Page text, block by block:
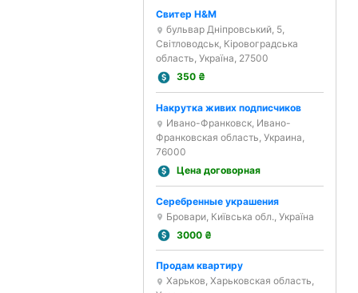
Свитер H&M
бульвар Дніпровський, 5,
Світловодськ, Кіровоградська
область, Україна, 27500
350 ₴
Накрутка живих подписчиков
Ивано-Франковск, Ивано-
Франковская область, Украина,
76000
Цена договорная
Серебренные украшения
Бровари, Київська обл., Україна
3000 ₴
Продам квартиру
Харьков, Харьковская область,